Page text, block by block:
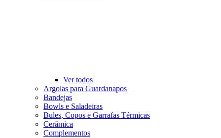
Ver todos
Argolas para Guardanapos
Bandejas
Bowls e Saladeiras
Bules, Copos e Garrafas Térmicas
Cerâmica
Complementos